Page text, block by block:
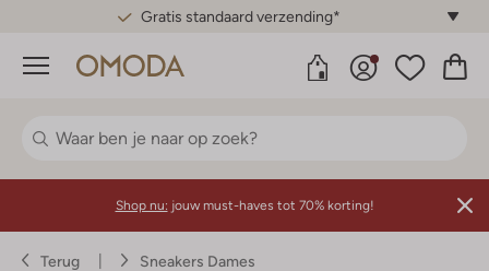
Gratis standaard verzending*
Menu
Shop nu: jouw must-haves tot 70% korting!
Terug Sneakers Dames